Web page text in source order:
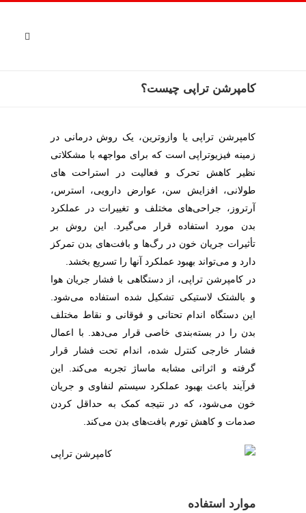
کامپرشن تراپی چیست؟
کامپرشن تراپی یا وازوترین، یک روش درمانی در
زمینه فیزیوتراپی است که برای مواجهه با مشکلاتی
نظیر کاهش تحرک و فعالیت در استراحت های
طولانی، افزایش سن، عوارض دارویی، استرس،
آرتروز، جراحی‌های مختلف و تغییرات در عملکرد
بدن مورد استفاده قرار می‌گیرد. این روش بر
تأثیرات جریان خون در رگ‌ها و بافت‌های بدن تمرکز
دارد و می‌تواند بهبود عملکرد آنها را تسریع بخشد.
در کامپرشن تراپی، از دستگاهی با فشار جریان هوا
و بالشتک لاستیکی تشکیل شده استفاده می‌شود.
این دستگاه اندام تحتانی و فوقانی و نقاط مختلف
بدن را در بسته‌بندی خاصی قرار می‌دهد. با اعمال
فشار خارجی کنترل شده، اندام تحت فشار قرار
گرفته و اثراتی مشابه ماساژ تجربه می‌کند. این
فرآیند باعث بهبود عملکرد سیستم لنفاوی و جریان
خون می‌شود، که در نتیجه کمک به حداقل کردن
صدمات و کاهش تورم بافت‌های بدن می‌کند.
موارد استفاده